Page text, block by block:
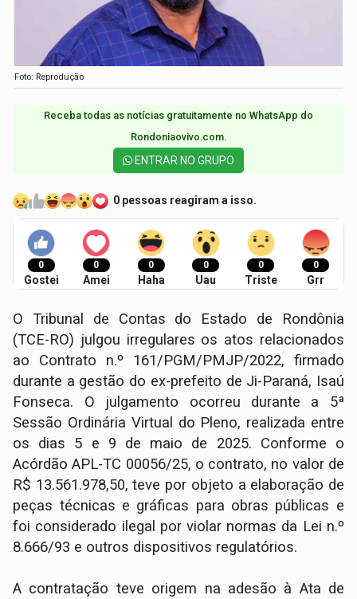
Foto: Reprodução
Receba todas as notícias gratuitamente no WhatsApp do
Rondoniaovivo.com.​
ENTRAR NO GRUPO
0 pessoas reagiram a isso.
0
Gostei
0
Amei
0
Haha
0
Uau
0
Triste
0
Grr
O Tribunal de Contas do Estado de Rondônia
(TCE-RO) julgou irregulares os atos relacionados
ao Contrato n.º 161/PGM/PMJP/2022, firmado
durante a gestão do ex-prefeito de Ji-Paraná, Isaú
Fonseca. O julgamento ocorreu durante a 5ª
Sessão Ordinária Virtual do Pleno, realizada entre
os dias 5 e 9 de maio de 2025. Conforme o
Acórdão APL-TC 00056/25, o contrato, no valor de
R$ 13.561.978,50, teve por objeto a elaboração de
peças técnicas e gráficas para obras públicas e
foi considerado ilegal por violar normas da Lei n.º
8.666/93 e outros dispositivos regulatórios.
A contratação teve origem na adesão à Ata de